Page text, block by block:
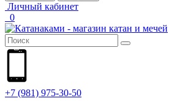
Личный кабинет
0
+7 (981) 975-30-50